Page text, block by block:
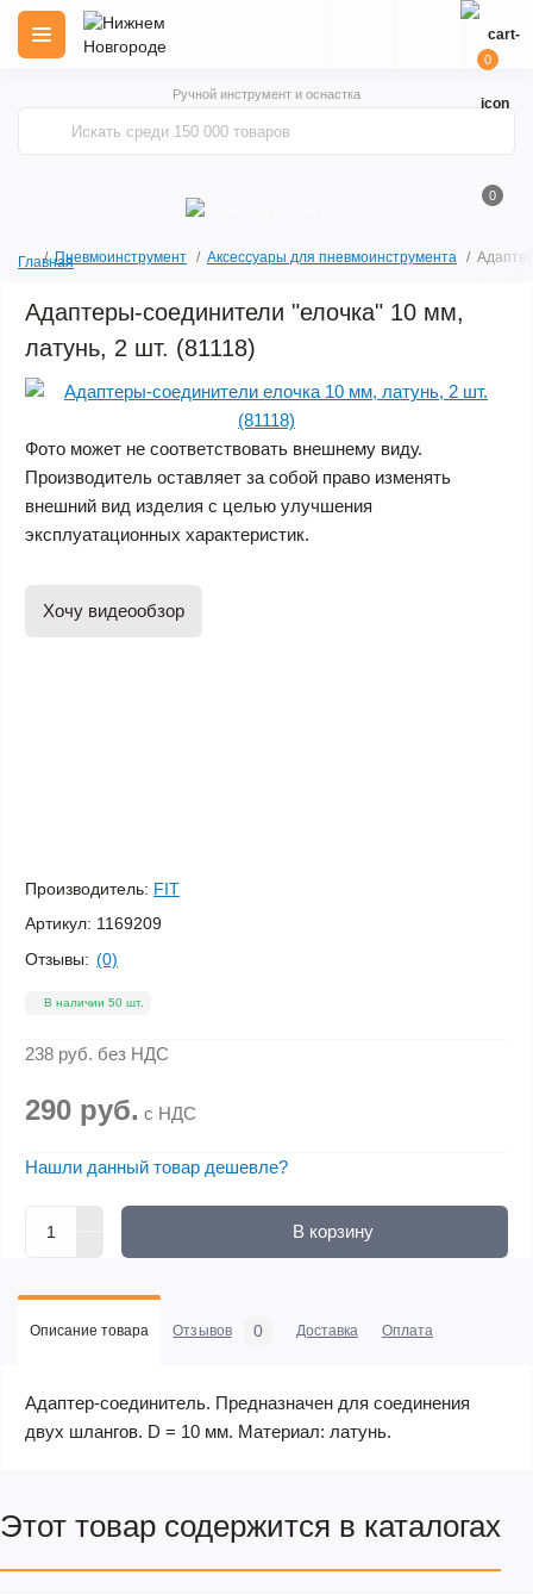
Ручной инструмент и оснастка
0
0
ГлавнаяПневмоинструмент Аксессуары для пневмоинструмента
Адаптеры-соединители "елочка" 10 мм,
латунь, 2 шт. (81118)
Фото может не соответствовать внешнему виду.
Производитель оставляет за собой право изменять
внешний вид изделия с целью улучшения
эксплуатационных характеристик.
Хочу видеообзор
Производитель: FIT
Артикул: 1169209
Отзывы: (0)
В наличии 50 шт.
238 руб. без НДС
290 руб. с НДС
Нашли данный товар дешевле?
В корзину
Описание товара Отзывов 0 Доставка Оплата
Адаптер-соединитель. Предназначен для соединения
двух шлангов. D = 10 мм. Материал: латунь.
Этот товар содержится в каталогах